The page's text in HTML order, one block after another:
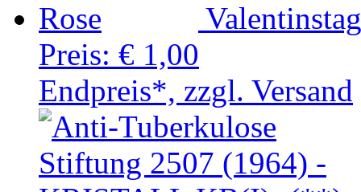
Preis: € 1,00
Endpreis*, zzgl. Versand